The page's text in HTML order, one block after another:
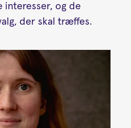
interesser, og de
der skal træffes.